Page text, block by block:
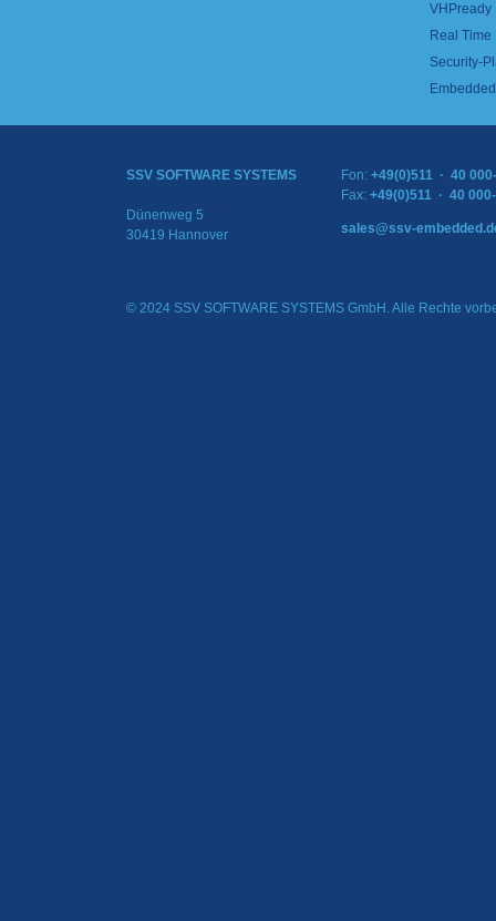
VHPready
Real
Security-
SSV SOFTWARE SYSTEMS
Dünenweg 5
30419 Hannover
Fon: +49(0)511 · 40
Fax: +49(0)511 · 40
sales@ssv-
© 2024 SSV SOFTWARE SYSTEMS GmbH. Alle Rechte